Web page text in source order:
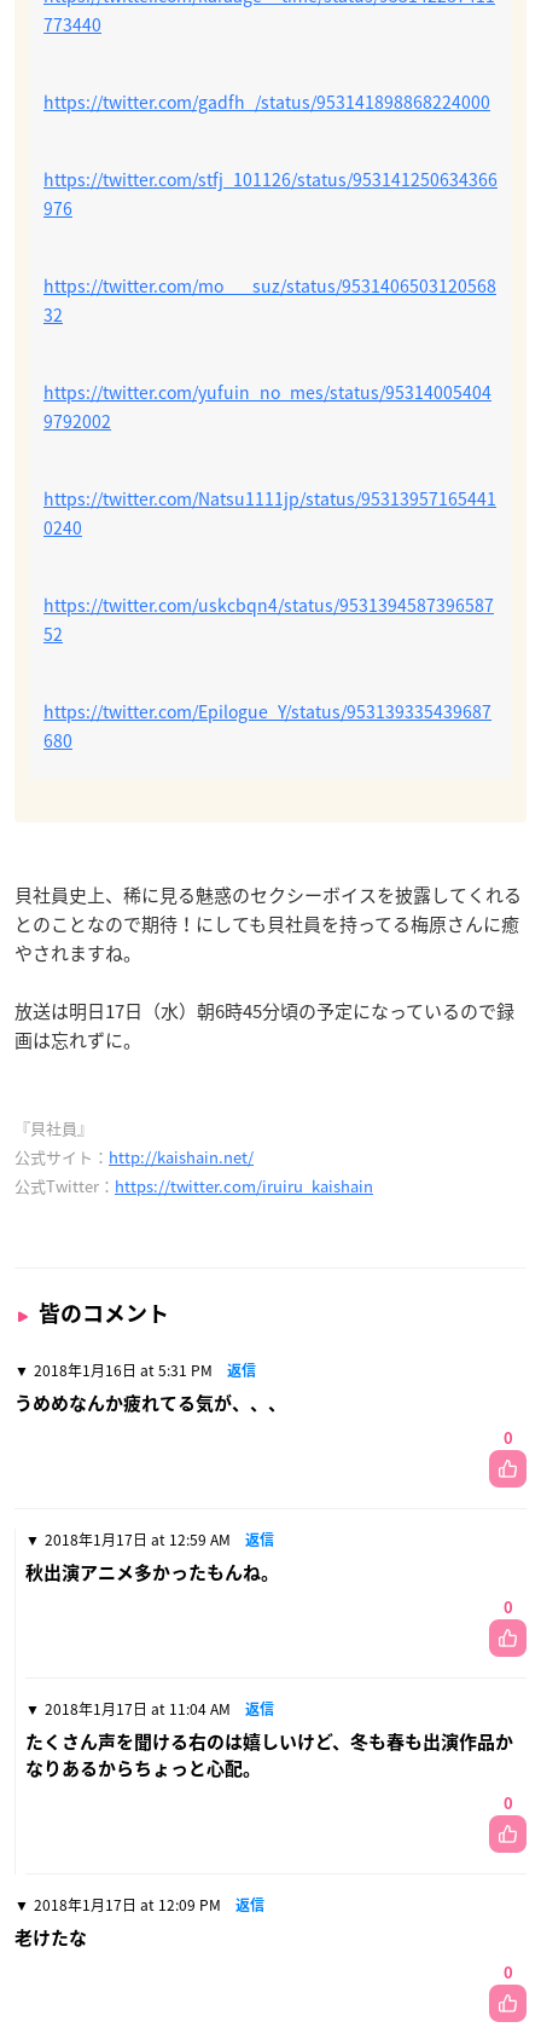
773440
https://twitter.com/gadfh_/status/953141898868224000
https://twitter.com/stfj_101126/status/953141250634366
976
https://twitter.com/mo___suz/status/9531406503120568
32
https://twitter.com/yufuin_no_mes/status/95314005404
9792002
https://twitter.com/Natsu1111jp/status/95313957165441
0240
https://twitter.com/uskcbqn4/status/9531394587396587
52
https://twitter.com/Epilogue_Y/status/953139335439687
680
貝社員史上、稀に見る魅惑のセクシーボイスを披露してくれる
とのことなので期待！にしても貝社員を持ってる梅原さんに癒
やされますね。
放送は明日17日（水）朝6時45分頃の予定になっているので録
画は忘れずに。
『貝社員』
公式サイト： http://kaishain.net/
公式Twitter： https://twitter.com/iruiru_kaishain
皆のコメント
2018年1月16日 at 5:31 PM 返信
うめめなんか疲れてる気が、、、
0
2018年1月17日 at 12:59 AM 返信
秋出演アニメ多かったもんね。
0
2018年1月17日 at 11:04 AM 返信
たくさん声を聞ける右のは嬉しいけど、冬も春も出演作品か
なりあるからちょっと心配。
0
2018年1月17日 at 12:09 PM 返信
老けたな
0